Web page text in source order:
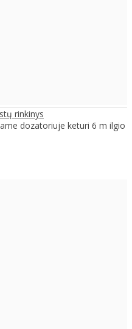
rinkinys
dozatoriuje keturi 6 m ilgio